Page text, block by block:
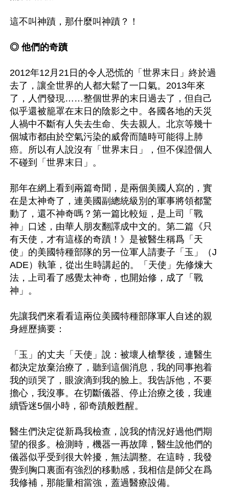
這不叫神蹟，那什麼叫神蹟？！
◎ 他們的奇蹟
2012年12月21日的令人恐慌的「世界末日」終於過
去了，讓全世界的人都大鬆了一口氣。2013年來
了，人們發現……整個世界的末日過去了，但自己
似乎還被籠罩在末日的陰影之中。各國各地的天災
人禍中不斷有人失去生命、失去親人。北京等幾十
個城市都由於空氣污染的威脅而隨時可能得上肺
癌。所以有人說沒有「世界末日」，但不保證個人
不碰到「世界末日」。
那年在網上看到兩篇奇聞，是兩個美國人寫的，實
在是太神奇了，連美國副總統級別的軍事將領都驚
動了，還不神奇嗎？第一篇比較短，是上司「戰
神」口述，由華人朋友翻譯成中文的。第二篇《只
有天使，才有這樣的奇蹟！》是被醫生稱爲「天
使」的美國特種部隊的另一位軍人請妻子「玉」（J
ADE）執筆，從出生時講起的。「天使」先修煉大
法，上司看了感覺太神奇，也開始修，成了「戰
神」。
先讓我們來看看這兩位美國特種部隊軍人自述的親
身經歷摘要：
「玉」的丈夫「天使」說：被壞人槍擊後，連醫生
都決定放棄治療了，聽到這個消息，我的同事抱着
我的頭哭了，眼淚滴到我的臉上。我告訴他，不要
擔心，我沒事。在切斷儀器、停止治療之後，我連
續昏迷5個小時，卻奇蹟般甦醒。
醫生們決定從新爲我檢查，說我的情況好過他們期
望的很多。檢測時，機器一再故障，醫生說他們的
儀器似乎受到很大幹擾，無法調整。在這時，我發
覺到胸口裏面有強烈的移動感，我相信是師父在爲
我修補，那能量相當強，蓋過醫療設備。